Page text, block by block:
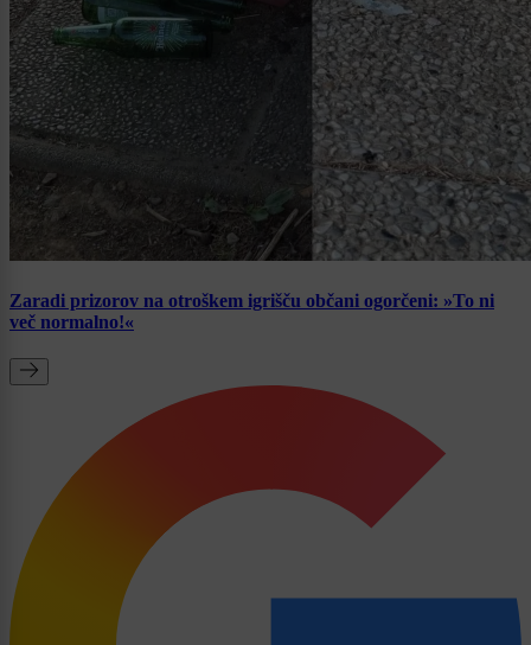
Zaradi prizorov na otroškem igrišču občani ogorčeni: »To ni
več normalno!«